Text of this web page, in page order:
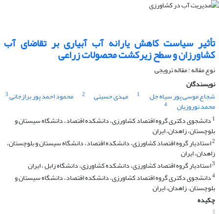
تأثیر سیاست کاهش یارانه آب آبیاری بر تقاضای آب
کشاورزان و سطح زیرکشت محصولات زراعی
نوع مقاله : مقاله ترویجی
نویسندگان
شجاع موسی پور سیاه جل
1 مهدی حسینی 2 محمود احمد پور برازجانی3
محمد نوروزیان
4
1 دانشجوی دکتری گروه اقتصاد کشاورزی، دانشکده اقتصاد، دانشگاه سیستان و
بلوچستان، زاهدان، ایران
2استادیار گروه اقتصاد کشاورزی، دانشکده اقتصاد، دانشگاه سیستان و بلوچستان،
زاهدان، ایران
3استادیار گروه اقتصاد کشاورزی، دانشکده کشاورزی، دانشگاه زابل ، ایران
4دانشجوی دکتری گروه اقتصاد کشاورزی، دانشکده اقتصاد، دانشگاه سیستان و
بلوچستان. زاهدان، ایران
چکیده